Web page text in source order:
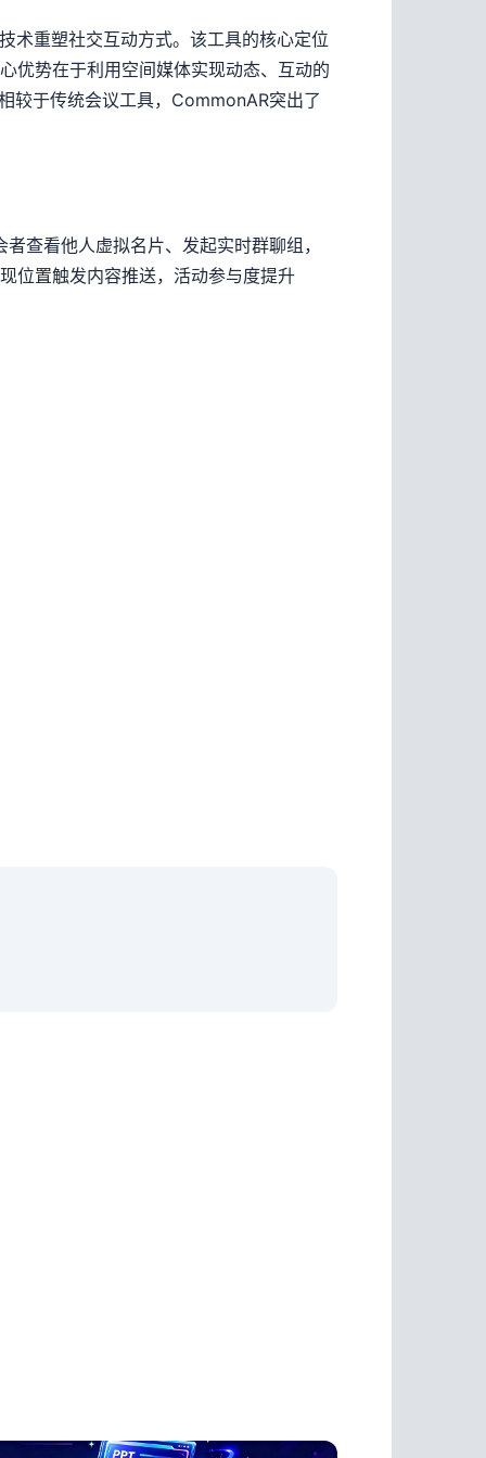
术重塑社交互动方式。该工具的核心定位
优势在于利用空间媒体实现动态、互动的
较于传统会议工具，CommonAR突出了
查看他人虚拟名片、发起实时群聊组，
位置触发内容推送，活动参与度提升